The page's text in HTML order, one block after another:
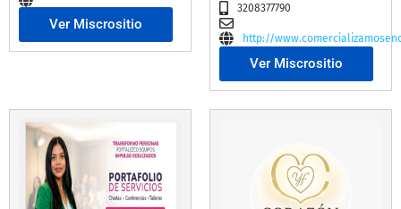
Ver Miscrositio
3208377790
http://
Ver Miscrositio